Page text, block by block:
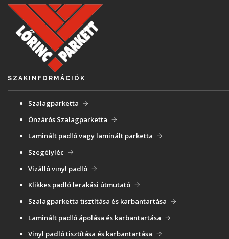
SZAKINFORMÁCIÓK
Szalagparketta
Önzárós Szalagparketta
Laminált padló vagy laminált parketta
Szegélyléc
Vízálló vinyl padló
Klikkes padló lerakási útmutató
Szalagparketta tisztítása és karbantartása
Laminált padló ápolása és karbantartása
Vinyl padló tisztítása és karbantartása